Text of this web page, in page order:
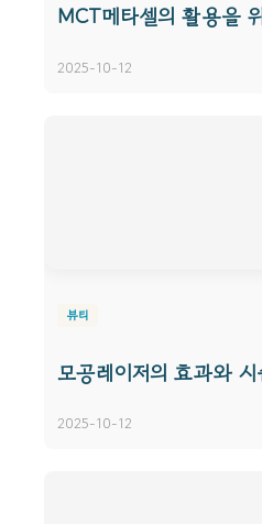
MCT메타셀의 활용을
2025-10-12
뷰티
모공레이저의 효과와
2025-10-12